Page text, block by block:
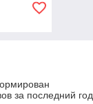
за последний год